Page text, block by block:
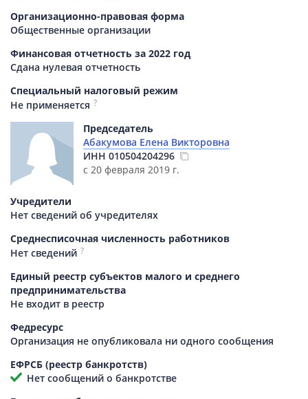
Организационно-правовая форма
Общественные организации
Финансовая отчетность за 2022 год
Сдана нулевая отчетность
Специальный налоговый режим
Не применяется ?
Председатель
Абакумова Елена Викторовна
ИНН 010504204296
с 20 февраля 2019 г.
Учредители
Нет сведений об учредителях
Среднесписочная численность работников
Нет сведений ?
Единый реестр субъектов малого и среднего
предпринимательства
Не входит в реестр
Федресурс
Организация не опубликовала ни одного сообщения
ЕФРСБ (реестр банкротств)
Нет сообщений о банкротстве